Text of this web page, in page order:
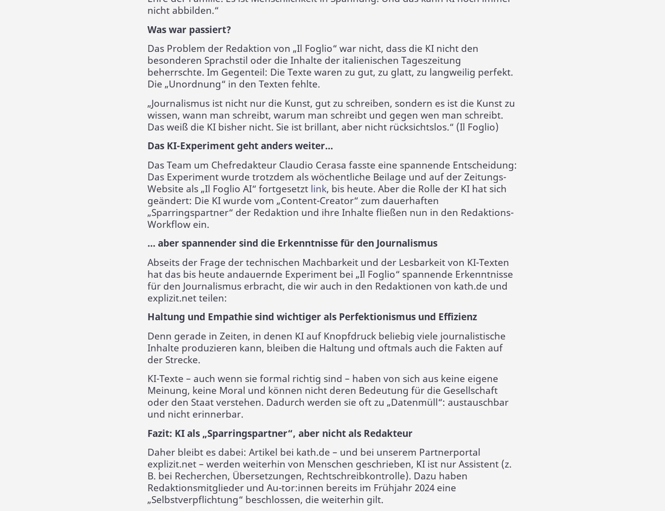
nicht abbilden.“
Was war passiert?
Das Problem der Redaktion von „Il Foglio“ war nicht, dass die KI nicht den
besonderen Sprachstil oder die Inhalte der italienischen Tageszeitung
beherrschte. Im Gegenteil: Die Texte waren zu gut, zu glatt, zu langweilig perfekt.
Die „Unordnung“ in den Texten fehlte.
„Journalismus ist nicht nur die Kunst, gut zu schreiben, sondern es ist die Kunst zu
wissen, wann man schreibt, warum man schreibt und gegen wen man schreibt.
Das weiß die KI bisher nicht. Sie ist brillant, aber nicht rücksichtslos.“ (Il Foglio)
Das KI-Experiment geht anders weiter…
Das Team um Chefredakteur Claudio Cerasa fasste eine spannende Entscheidung:
Das Experiment wurde trotzdem als wöchentliche Beilage und auf der Zeitungs-
Website als „Il Foglio AI“ fortgesetzt link, bis heute. Aber die Rolle der KI hat sich
geändert: Die KI wurde vom „Content-Creator“ zum dauerhaften
„Sparringspartner“ der Redaktion und ihre Inhalte fließen nun in den Redaktions-
Workflow ein.
… aber spannender sind die Erkenntnisse für den Journalismus
Abseits der Frage der technischen Machbarkeit und der Lesbarkeit von KI-Texten
hat das bis heute andauernde Experiment bei „Il Foglio“ spannende Erkenntnisse
für den Journalismus erbracht, die wir auch in den Redaktionen von kath.de und
explizit.net teilen:
Haltung und Empathie sind wichtiger als Perfektionismus und Effizienz
Denn gerade in Zeiten, in denen KI auf Knopfdruck beliebig viele journalistische
Inhalte produzieren kann, bleiben die Haltung und oftmals auch die Fakten auf
der Strecke.
KI-Texte – auch wenn sie formal richtig sind – haben von sich aus keine eigene
Meinung, keine Moral und können nicht deren Bedeutung für die Gesellschaft
oder den Staat verstehen. Dadurch werden sie oft zu „Datenmüll“: austauschbar
und nicht erinnerbar.
Fazit: KI als „Sparringspartner“, aber nicht als Redakteur
Daher bleibt es dabei: Artikel bei kath.de – und bei unserem Partnerportal
explizit.net – werden weiterhin von Menschen geschrieben, KI ist nur Assistent (z.
B. bei Recherchen, Übersetzungen, Rechtschreibkontrolle). Dazu haben
Redaktionsmitglieder und Au-tor:innen bereits im Frühjahr 2024 eine
„Selbstverpflichtung“ beschlossen, die weiterhin gilt.